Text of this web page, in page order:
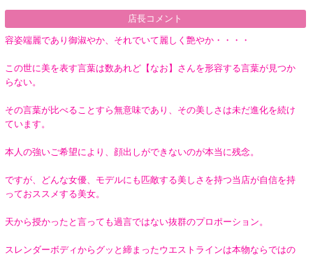
店長コメント
容姿端麗であり御淑やか、それでいて麗しく艶やか・・・・
この世に美を表す言葉は数あれど【なお】さんを形容する言葉が見つか
らない。
その言葉が比べることすら無意味であり、その美しさは未だ進化を続け
ています。
本人の強いご希望により、顔出しができないのが本当に残念。
ですが、どんな女優、モデルにも匹敵する美しさを持つ当店が自信を持
っておススメする美女。
天から授かったと言っても過言ではない抜群のプロポーション。
スレンダーボディからグッと締まったウエストラインは本物ならではの